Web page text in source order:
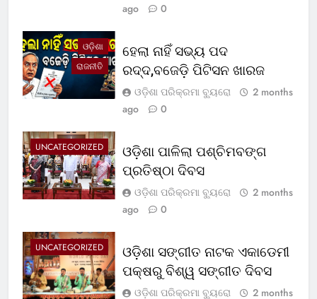
ago
0
ଓଡ଼ିଶା
ରାଜନୀତି
ହେଲା ନାହିଁ ସଭ୍ୟ ପଦ
ରଦ୍ଦ,ବଜେଡ଼ି ପିଟିସନ ଖାରଜ
ଓଡ଼ିଶା ପରିକ୍ରମା ବ୍ୟୁରୋ
2 months
ago
0
UNCATEGORIZED
ଓଡ଼ିଶା ପାଳିଲା ପଶ୍ଚିମବଙ୍ଗ
ପ୍ରତିଷ୍ଠା ଦିବସ
ଓଡ଼ିଶା ପରିକ୍ରମା ବ୍ୟୁରୋ
2 months
ago
0
UNCATEGORIZED
ଓଡ଼ିଶା ସଙ୍ଗୀତ ନାଟକ ଏକାଡେମୀ
ପକ୍ଷରୁ ବିଶ୍ୱ ସଙ୍ଗୀତ ଦିବସ
ଓଡ଼ିଶା ପରିକ୍ରମା ବ୍ୟୁରୋ
2 months